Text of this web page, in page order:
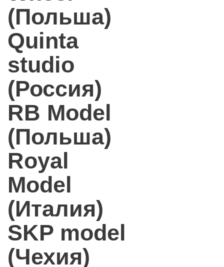
(Польша)
Quinta
studio
(Россия)
RB Model
(Польша)
Royal
Model
(Италия)
SKP model
(Чехия)